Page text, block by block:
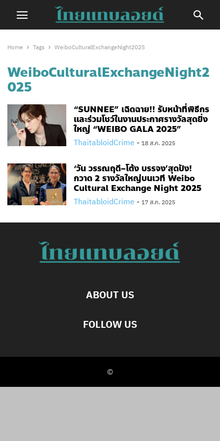
Home Tags WeiboCulturalExchangeNight2025
WeiboCulturalExchangeNight2
025
“SUNNEE” เฉิดฉาย!! รับหน้าที่พิธีกร
และร่วมโชว์ในงานประกาศรางวัลสุดยิ่ง
ใหญ่ “WEIBO GALA 2025”
ThaitabloidCrime - 18 ส.ค. 2025
‘วัน วรรณฤดี–โต้ง​ บรรจง’​สุดปัง!
กวาด 2 รางวัลใหญ่บนเวที Weibo
Cultural Exchange Night 2025
ThaitabloidCrime - 17 ส.ค. 2025
ABOUT US
FOLLOW US
©